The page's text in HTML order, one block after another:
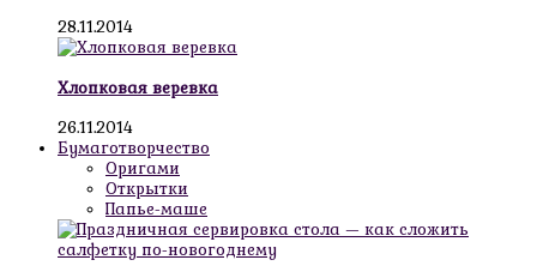
28.11.2014
Хлопковая веревка
26.11.2014
Бумаготворчество
Оригами
Открытки
Папье-маше